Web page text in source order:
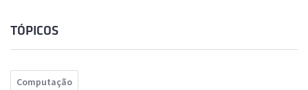
TÓPICOS
Computação